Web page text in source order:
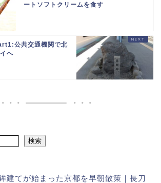
ートソフトクリームを食す
公共交通機関で北
へ
検索
建てが始まった京都を早朝散策｜長刀